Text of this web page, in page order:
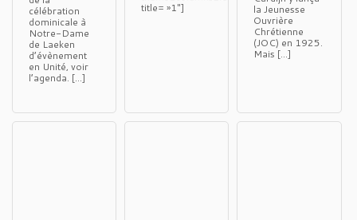
célébration
dominicale à
Notre-Dame
de Laeken
d’évènement
en Unité, voir
l’agenda. […]
title= »1″]
la Jeunesse
Ouvrière
Chrétienne
(JOC) en 1925.
Mais […]